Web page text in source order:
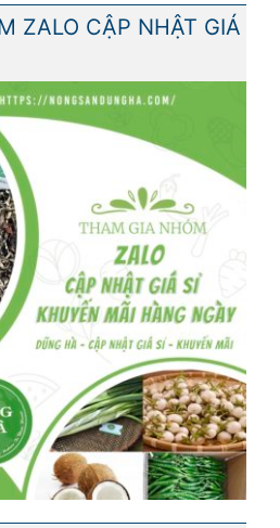
ZALO CẬP NHẬT GIÁ